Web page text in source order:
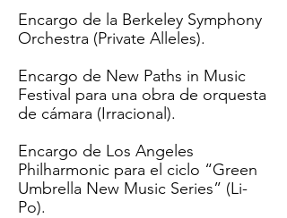
Encargo de la Berkeley Symphony
Orchestra (Private Alleles).
Encargo de New Paths in Music
Festival para una obra de orquesta
de cámara (Irracional ).
Encargo de Los Angeles
Philharmonic para el ciclo “Green
Umbrella New Music Series” (Li-
Po).